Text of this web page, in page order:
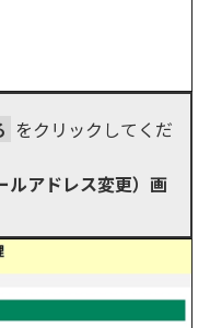
をクリックしてくだ
ルアドレス変更）画